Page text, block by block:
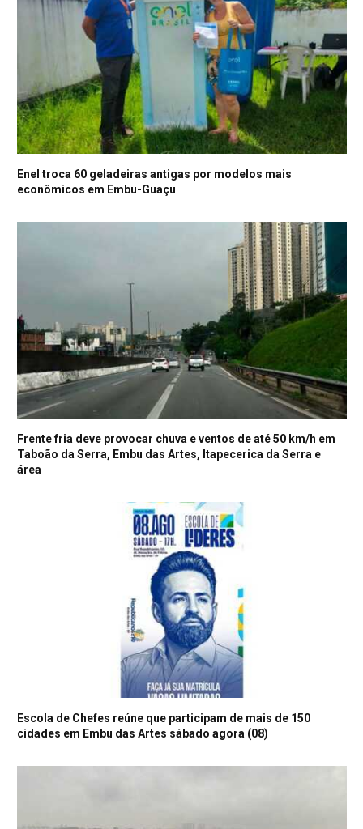
Enel troca 60 geladeiras antigas por modelos mais
econômicos em Embu-Guaçu
Frente fria deve provocar chuva e ventos de até 50 km/h em
Taboão da Serra, Embu das Artes, Itapecerica da Serra e
área
Escola de Chefes reúne que participam de mais de 150
cidades em Embu das Artes sábado agora (08)